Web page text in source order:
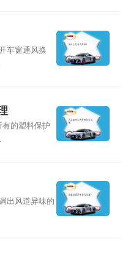
车窗通风换
的塑料保护
出风道异味的